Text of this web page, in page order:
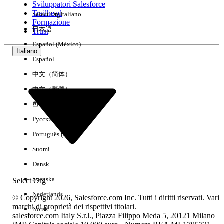
Esperienza
Nessun risultato
Sviluppatori Salesforce
Trailhead
Formazione
Trust
Italiano
Select Org
Select OrgItaliano
日本語
Español (México)
Español
中文（简体）
中文（繁體）
한국어
Русский
Português (Brasil)
Suomi
Dansk
Svenska
Nederlands
Norsk
© Copyright 2026, Salesforce.com Inc. Tutti i diritti riservati. Vari
marchi di proprietà dei rispettivi titolari.
salesforce.com Italy S.r.l., Piazza Filippo Meda 5, 20121 Milano